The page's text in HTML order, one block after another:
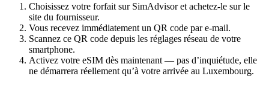
Choisissez votre forfait sur SimAdvisor et achetez-le sur le
site du fournisseur.
Vous recevez immédiatement un QR code par e-mail.
Scannez ce QR code depuis les réglages réseau de votre
smartphone.
Activez votre eSIM dès maintenant — pas d’inquiétude, elle
ne démarrera réellement qu’à votre arrivée au Luxembourg.